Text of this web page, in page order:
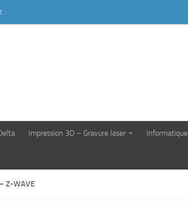
Impression 3D – Gravure laser Informatique
Z-WAVE